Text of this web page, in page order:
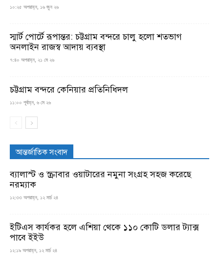
১০:২৫ অপরাহ্ন, ১৬ জুন ২৬
স্মার্ট পোর্টে রূপান্তর: চট্টগ্রাম বন্দরে চালু হলো শতভাগ
অনলাইন রাজস্ব আদায় ব্যবস্থা
৭:৪০ অপরাহ্ন, ২১ মে ২৬
চট্টগ্রাম বন্দরে কেনিয়ার প্রতিনিধিদল
১১:০০ পূর্বাহ্ন, ৬ মে ২৬
আন্তর্জাতিক সংবাদ
ব্যালাস্ট ও স্ক্রাবার ওয়াটারের নমুনা সংগ্রহ সহজ করেছে
নরম্যাক
১২:৩৩ অপরাহ্ন, ১২ মার্চ ২৪
ইটিএস কার্যকর হলে এশিয়া থেকে ১১০ কোটি ডলার ট্যাক্স
পাবে ইইউ
১২:১৯ অপরাহ্ন, ১২ মার্চ ২৪